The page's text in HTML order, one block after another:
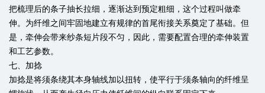
把梳理后的条子抽长拉细，逐渐达到预定粗细，这个过程叫做牵
伸。为纤维之间牢固地建立有规律的首尾衔接关系奠定了基础。但
是，牵伸会带来纱条短片段不匀，因此，需要配置合理的牵伸装置
和工艺参数。
七、加捻
加捻是将须条绕其本身轴线加以扭转，使平行于须条轴向的纤维呈